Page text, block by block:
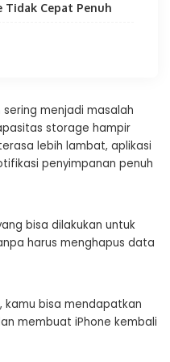
Tidak Cepat Penuh
sering menjadi masalah
storage hampir
lebih lambat, aplikasi
penyimpanan penuh
bisa dilakukan untuk
harus menghapus data
bisa mendapatkan
membuat iPhone kembali